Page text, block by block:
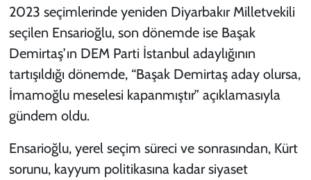
2023 seçimlerinde yeniden Diyarbakır Milletvekili
seçilen Ensarioğlu, son dönemde ise Başak
Demirtaş’ın DEM Parti İstanbul adaylığının
tartışıldığı dönemde, “Başak Demirtaş aday olursa,
İmamoğlu meselesi kapanmıştır” açıklamasıyla
gündem oldu.
Ensarioğlu, yerel seçim süreci ve sonrasından, Kürt
sorunu, kayyum politikasına kadar siyaset